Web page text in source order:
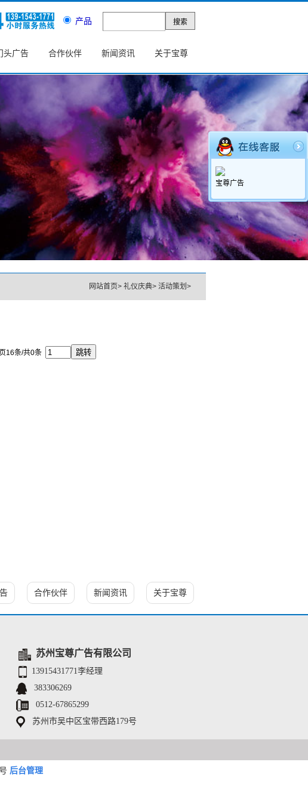
产品
头广告 合作伙伴 新闻资讯 关于宝尊
网站首页> 礼仪庆典> 活动策划 >
16条/共0条
合作伙伴 新闻资讯 关于宝尊
苏州宝尊广告有限公司
13915431771李经理
383306269
0512-67865299
苏州市吴中区宝带西路179号
后台管理
宝尊广告